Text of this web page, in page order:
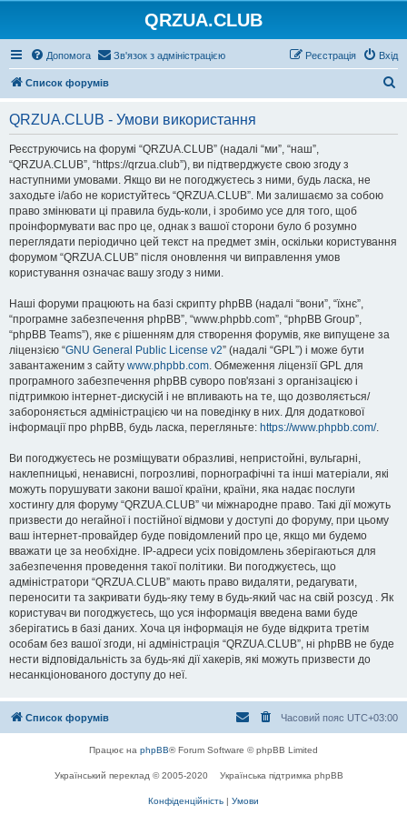
QRZUA.CLUB
Допомога Зв'язок з адміністрацією Вхід
Реєстрація
Список форумів
QRZUA.CLUB - Умови використання
Реєструючись на форумі “QRZUA.CLUB” (надалі “ми”, “наш”,
“QRZUA.CLUB”, “https://qrzua.club”), ви підтверджуєте свою згоду з
наступними умовами. Якщо ви не погоджуєтесь з ними, будь ласка, не
заходьте і/або не користуйтесь “QRZUA.CLUB”. Ми залишаємо за собою
право змінювати ці правила будь-коли, і зробимо усе для того, щоб
проінформувати вас про це, однак з вашої сторони було б розумно
переглядати періодично цей текст на предмет змін, оскільки користування
форумом “QRZUA.CLUB” після оновлення чи виправлення умов
користування означає вашу згоду з ними.
Наші форуми працюють на базі скрипту phpBB (надалі “вони”, “їхнє”,
“програмне забезпечення phpBB”, “www.phpbb.com”, “phpBB Group”,
“phpBB Teams”), яке є рішенням для створення форумів, яке випущене за
ліцензією “GNU General Public License v2” (надалі “GPL”) і може бути
завантаженим з сайту www.phpbb.com. Обмеження ліцензії GPL для
програмного забезпечення phpBB суворо пов'язані з організацією і
підтримкою інтернет-дискусій і не впливають на те, що дозволяється/
забороняється адміністрацією чи на поведінку в них. Для додаткової
інформації про phpBB, будь ласка, перегляньте: https://www.phpbb.com/.
Ви погоджуєтесь не розміщувати образливі, непристойні, вульгарні,
наклепницькі, ненависні, погрозливі, порнографічні та інші матеріали, які
можуть порушувати закони вашої країни, країни, яка надає послуги
хостингу для форуму “QRZUA.CLUB” чи міжнародне право. Такі дії можуть
призвести до негайної і постійної відмови у доступі до форуму, при цьому
ваш інтернет-провайдер буде повідомлений про це, якщо ми будемо
вважати це за необхідне. IP-адреси усіх повідомлень зберігаються для
забезпечення проведення такої політики. Ви погоджуєтесь, що
адміністратори “QRZUA.CLUB” мають право видаляти, редагувати,
переносити та закривати будь-яку тему в будь-який час на свій розсуд . Як
користувач ви погоджуєтесь, що уся інформація введена вами буде
зберігатись в базі даних. Хоча ця інформація не буде відкрита третім
особам без вашої згоди, ні адміністрація “QRZUA.CLUB”, ні phpBB не буде
нести відповідальність за будь-які дії хакерів, які можуть призвести до
несанкціонованого доступу до неї.
Список форумів Часовий пояс UTC+03:00
Працює на phpBB® Forum Software © phpBB Limited
Український переклад © 2005-2020 Українська підтримка phpBB
Конфіденційність | Умови